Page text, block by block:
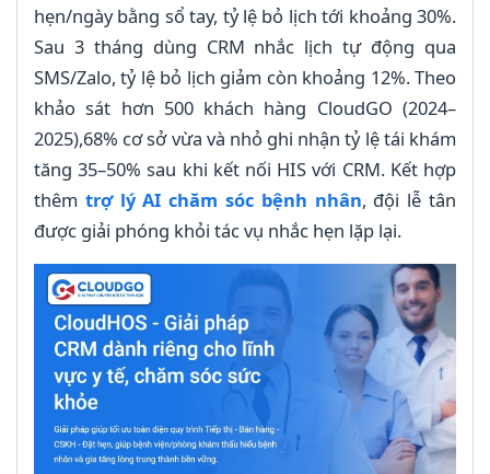
hẹn/ngày bằng sổ tay, tỷ lệ bỏ lịch tới khoảng 30%.
Sau 3 tháng dùng CRM nhắc lịch tự động qua
SMS/Zalo, tỷ lệ bỏ lịch giảm còn khoảng 12%. Theo
khảo sát hơn 500 khách hàng CloudGO (2024–
2025),68% cơ sở vừa và nhỏ ghi nhận tỷ lệ tái khám
tăng 35–50% sau khi kết nối HIS với CRM. Kết hợp
thêm trợ lý AI chăm sóc bệnh nhân, đội lễ tân
được giải phóng khỏi tác vụ nhắc hẹn lặp lại.